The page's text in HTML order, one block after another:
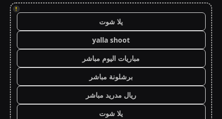
!
يلا شوت
yalla shoot
مباريات اليوم مباشر
برشلونة مباشر
ريال مدريد مباشر
يلا شوت